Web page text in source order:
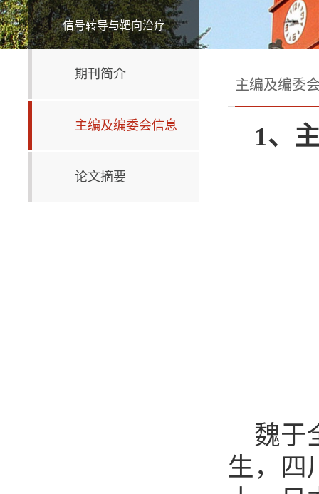
信号转导与靶向治疗
期刊简介
主编及编委会信息
论文摘要
主编及编委
1、
魏于
生，四